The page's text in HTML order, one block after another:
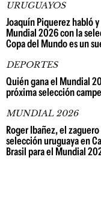
URUGUAYOS
Joaquín Piquerez habló
Mundial 2026 con la
Copa del Mundo es un
DEPORTES
Quién gana el Mundial
próxima selección
MUNDIAL 2026
Roger Ibañez, el
selección uruguaya en
Brasil para el Mundial